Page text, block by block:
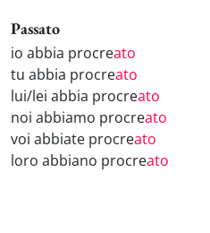
Passato
io abbia procreato
tu abbia procreato
lui/lei abbia procreato
noi abbiamo procreato
voi abbiate procreato
loro abbiano procreato